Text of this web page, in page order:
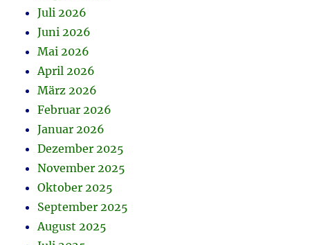
Juli 2026
Juni 2026
Mai 2026
April 2026
März 2026
Februar 2026
Januar 2026
Dezember 2025
November 2025
Oktober 2025
September 2025
August 2025